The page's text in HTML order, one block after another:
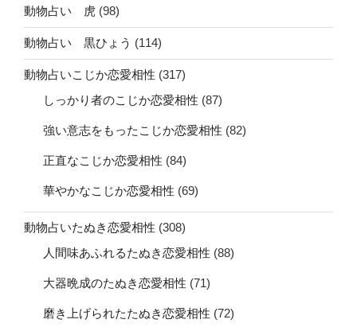
動物占い 虎 (98)
動物占い 黒ひょう (114)
動物占いこじか恋愛相性 (317)
しっかり者のこじか恋愛相性 (87)
強い意志をもったこじか恋愛相性 (82)
正直なこじか恋愛相性 (84)
華やかなこじか恋愛相性 (69)
動物占いたぬき恋愛相性 (308)
人間味あふれるたぬき恋愛相性 (88)
大器晩成のたぬき恋愛相性 (71)
磨き上げられたたぬき恋愛相性 (72)